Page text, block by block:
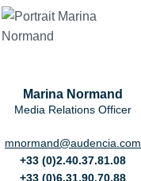
Marina Normand
Media Relations Officer
mnormand@audencia.com
+33 (0)2.40.37.81.08
+33 (0)6.31.90.70.88